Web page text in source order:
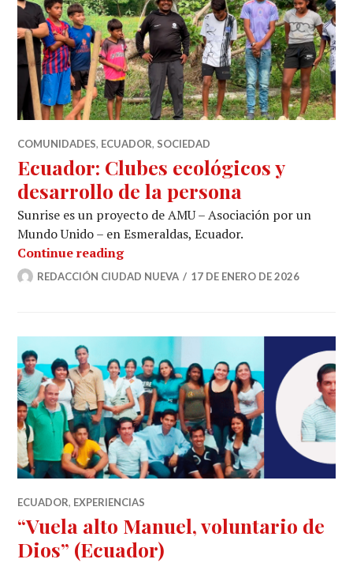
COMUNIDADES, ECUADOR, SOCIEDAD
Ecuador: Clubes ecológicos y
desarrollo de la persona
Sunrise es un proyecto de AMU – Asociación por un
Mundo Unido – en Esmeraldas, Ecuador.
Continue readingEcuador: Clubes ecológicos y
REDACCIÓN CIUDAD NUEVA 17 DE ENERO DE 2026
ECUADOR, EXPERIENCIAS
“Vuela alto Manuel, voluntario de
Dios” (Ecuador)